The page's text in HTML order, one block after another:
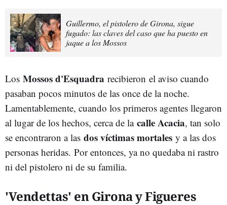
Guillermo, el pistolero de Girona, sigue
fugado: las claves del caso que ha puesto en
jaque a los Mossos
Los Mossos d'Esquadra recibieron el aviso cuando
pasaban pocos minutos de las once de la noche.
Lamentablemente, cuando los primeros agentes llegaron
al lugar de los hechos, cerca de la calle Acacia, tan solo
se encontraron a las dos víctimas mortales y a las dos
personas heridas. Por entonces, ya no quedaba ni rastro
ni del pistolero ni de su familia.
'Vendettas' en Girona y Figueres